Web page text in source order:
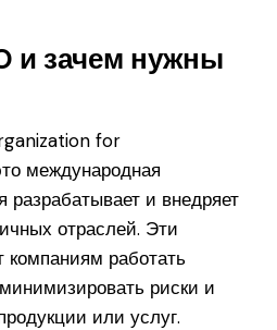
и зачем нужны
for
международная
разрабатывает и внедряет
отраслей. Эти
компаниям работать
риски и
или услуг.